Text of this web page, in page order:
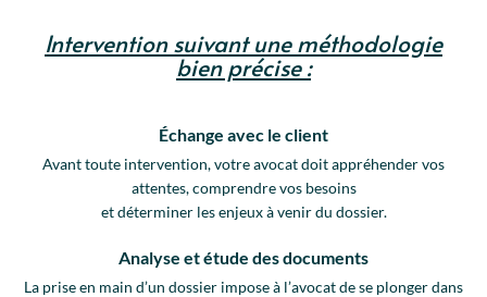
Intervention suivant une méthodologie
bien précise :
Échange avec le client
Avant toute intervention, votre avocat doit appréhender vos
attentes, comprendre vos besoins
et déterminer les enjeux à venir du dossier.
Analyse et étude des documents
La prise en main d’un dossier impose à l’avocat de se plonger dans